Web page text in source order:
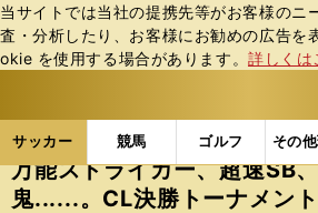
当サイトでは当社の提携先等がお客様のニ
査・分析したり、お客様にお勧めの広告を
okie を使⽤する場合があります。詳しくは
サッカー 競馬 ゴルフ その
ス
ポ
ル
サッカーの記事一覧 海外サッ
万能ストライカー、超速SB
鬼......。CL決勝トーナメン